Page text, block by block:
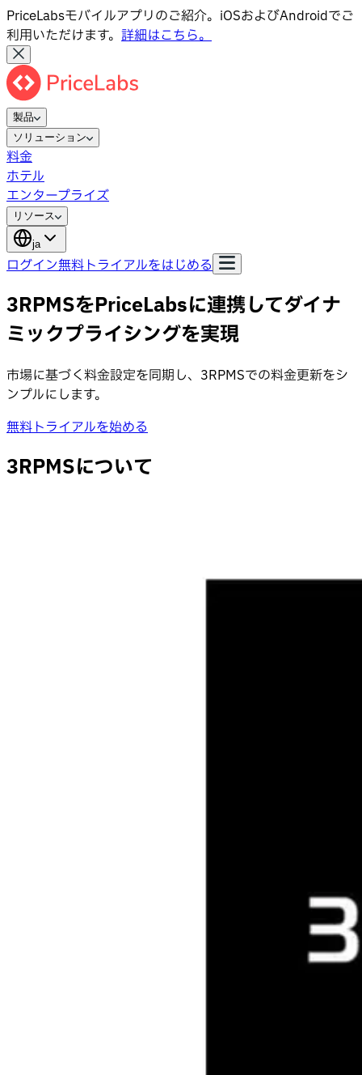
PriceLabsモバイルアプリのご紹介。iOSおよびAndroidでご
利用いただけます。 詳細はこちら。
製品
ソリューション
料金
ホテル
エンタープライズ
リソース
ja
ログイン無料トライアルをはじめる
3RPMSをPriceLabsに連携してダイナ
ミックプライシングを実現
市場に基づく料金設定を同期し、3RPMSでの料金更新をシ
ンプルにします。
無料トライアルを始める
3RPMSについて